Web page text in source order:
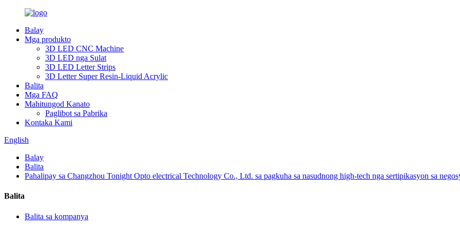
Balay
Mga produkto
3D LED CNC Machine
3D LED nga Sulat
3D LED Letter Strips
3D Letter Super Resin-Liquid Acrylic
Balita
Mga FAQ
Mahitungod Kanato
Paglibot sa Pabrika
Kontaka Kami
English
Balay
Balita
Pahalipay sa Changzhou Tonight Opto electrical Technology Co., Ltd. sa pagkuha sa nasudnong high-tech nga sertipikasyon sa
Balita
Balita sa kompanya